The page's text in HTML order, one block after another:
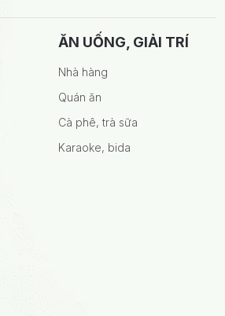
ĂN UỐNG, GIẢI TRÍ
Nhà hàng
Quán ăn
Cà phê, trà sữa
Karaoke, bida